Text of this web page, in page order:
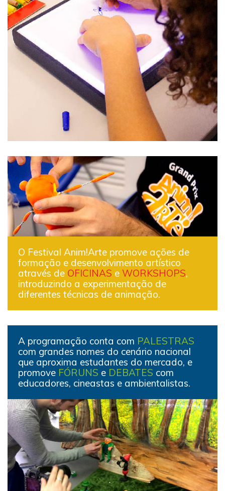
O Festival Anim!Arte promove ações de
formação e desenvolvimento artístico
através de OFICINAS e WORKSHOPS,
introduzindo a experimentação de
diferentes técnicas de animação.
A programação conta com PALESTRAS
com grandes nomes do cenário nacional
que aproxima estudantes do mercado, e
promove FÓRUNS e DEBATES com
educadores, cineastas e ambientalistas.